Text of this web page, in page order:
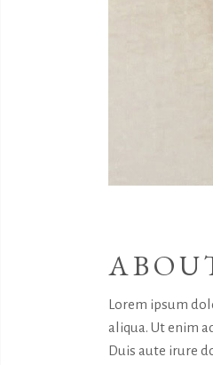
Lorem ipsum
aliqua. Ut enim
Duis aute irure